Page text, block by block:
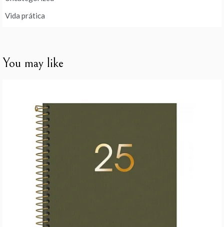
Vida prática
You may like